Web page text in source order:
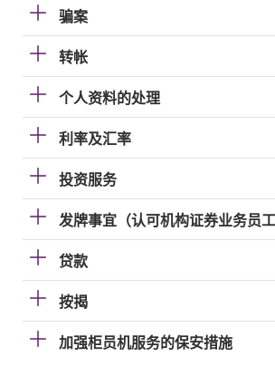
骗案
转帐
个人资料的处理
利率及汇率
投资服务
发牌事宜（认可机构证券业务员工
贷款
按揭
加强柜员机服务的保安措施